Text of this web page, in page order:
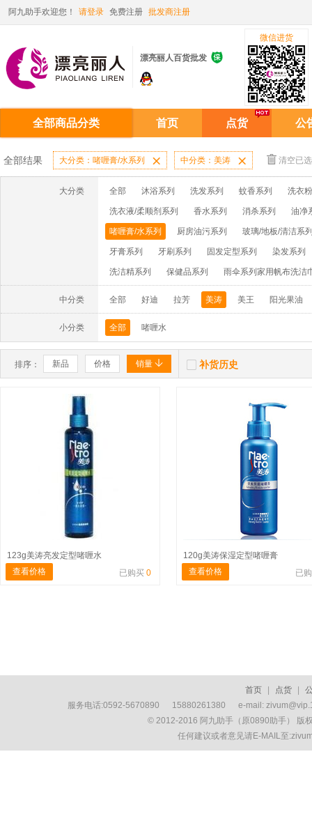
阿九助手欢迎您！ 请登录 免费注册 批发商注册
漂亮丽人百货批发 
微信进货
全部商品分类 首页 点货 公
全部结果 大分类：啫喱膏/水系列  中分类：美涛  清空已
大分类 全部 沐浴系列 洗发系列 蚊香系列 洗衣
洗衣液/柔顺剂系列 香水系列 消杀系列 油净
啫喱膏/水系列 厨房油污系列 玻璃/地板/清洁系
牙膏系列 牙刷系列 固发定型系列 染发系列
洗洁精系列 保健品系列 雨伞系列家用帆布洗洁
中分类 全部 好迪 拉芳 美涛 美王 阳光果油
小分类 全部 啫喱水
排序： 新品 价格 销量   补货历史
123g美涛亮发定型啫喱水
查看价格
已购买 0
120g美涛保湿定型啫喱膏
查看价格
已
首页 点货
服务电话:0592-5670890 15880261380 e-mail:
© 2012-2016 阿九助手（原0890助手） 版
任何建议或者意见请E-MAIL至